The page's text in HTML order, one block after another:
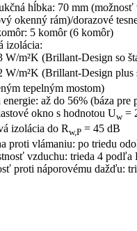
hĺbka: 70 mm (možnosť
okenný rám)/dorazové
5 komôr (6 komôr)
izolácia:
W/m²K (Brillant-Design so
W/m²K (Brillant-Design plus
tepelným mostom)
energie: až do 56% (báza pre
okno s hodnotou Uw=
izolácia do Rw,P = 45 dB
proti vlámaniu: po triedu
vzduchu: trieda 4 podľa
proti náporovému dažďu: